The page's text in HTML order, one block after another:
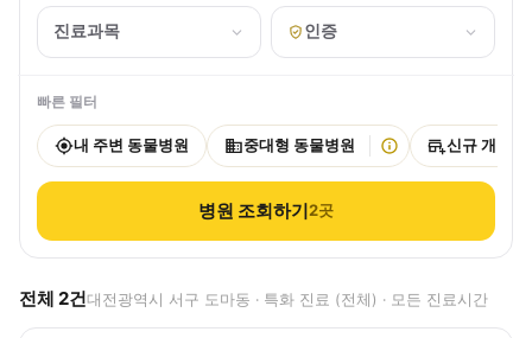
진료과목 인증
빠른 필터
내 주변 동물병원 중대형 동물병원 신규 개원
병원 조회하기2곳
전체 2건대전광역시 서구 도마동 · 특화 진료 (전체) · 모든 진료시간